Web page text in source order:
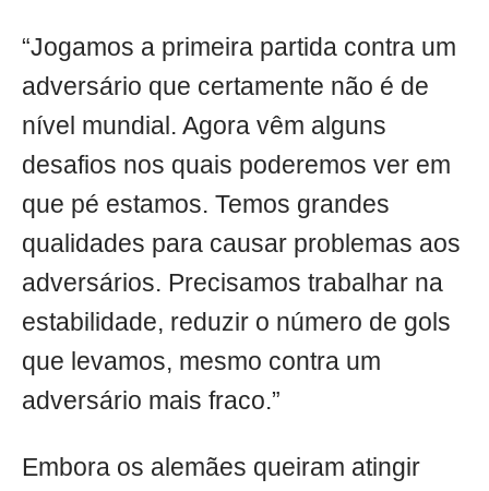
“Jogamos a primeira partida contra um
adversário que certamente não é de
nível mundial. Agora vêm alguns
desafios nos quais poderemos ver em
que pé estamos. Temos grandes
qualidades para causar problemas aos
adversários. Precisamos trabalhar na
estabilidade, reduzir o número de gols
que levamos, mesmo contra um
adversário mais fraco.”
Embora os alemães queiram atingir